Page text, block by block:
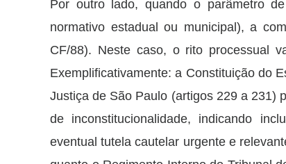
Por outro lado, quando o parâmetro
normativo estadual ou municipal), a
CF/88). Neste caso, o rito processual
Exemplificativamente: a Constituição do
Justiça de São Paulo (artigos 229 a 231)
de inconstitucionalidade, indicando
eventual tutela cautelar urgente e